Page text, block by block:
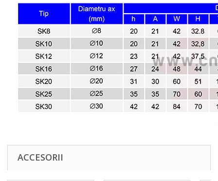
ACCESORII